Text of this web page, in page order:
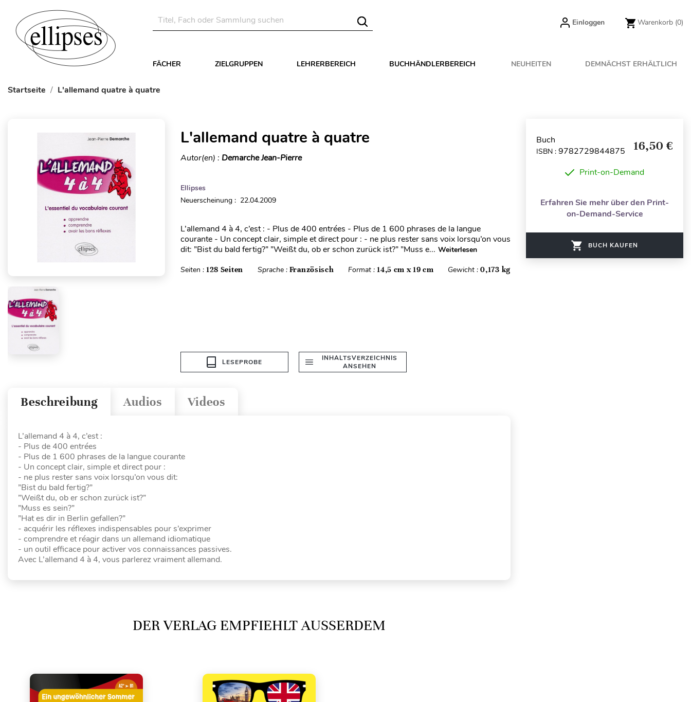
Einloggen Warenkorb (0)
FÄCHER ZIELGRUPPEN LEHRERBEREICH BUCHHÄNDLERBEREICH NEUHEITEN DEMNÄCHST ERHÄLTLICH
Startseite L'allemand quatre à quatre
L'allemand quatre à quatre
Autor(en) : Demarche Jean-Pierre
Ellipses
Neuerscheinung : 22.04.2009
L’allemand 4 à 4, c’est : - Plus de 400 entrées - Plus de 1 600 phrases de la langue
courante - Un concept clair, simple et direct pour : - ne plus rester sans voix lorsqu’on vous
dit: ”Bist du bald fertig?” ”Weißt du, ob er schon zurück ist?” ”Muss e... Weiterlesen
Seiten : 128 Seiten Sprache : Französisch Format :14,5 cm x 19 cm Gewicht :0,173 kg
LESEPROBE
INHALTSVERZEICHNIS
ANSEHEN
Videos
Audios
Beschreibung
L’allemand 4 à 4, c’est :
- Plus de 400 entrées
- Plus de 1 600 phrases de la langue courante
- Un concept clair, simple et direct pour :
- ne plus rester sans voix lorsqu’on vous dit:
”Bist du bald fertig?”
”Weißt du, ob er schon zurück ist?”
”Muss es sein?”
”Hat es dir in Berlin gefallen?”
- acquérir les réflexes indispensables pour s’exprimer
- comprendre et réagir dans un allemand idiomatique
- un outil efficace pour activer vos connaissances passives.
Avec L’allemand 4 à 4, vous parlerez vraiment allemand.
DER VERLAG EMPFIEHLT AUSSERDEM
Buch
ISBN : 9782729844875 16,50 €
Print-on-Demand
Erfahren Sie mehr über den Print-
on-Demand-Service
BUCH KAUFEN